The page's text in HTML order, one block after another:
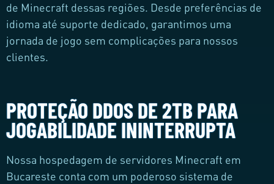
de Minecraft dessas regiões. Desde preferências de
idioma até suporte dedicado, garantimos uma
jornada de jogo sem complicações para nossos
clientes.
PROTEÇÃO DDOS DE 2TB PARA
JOGABILIDADE ININTERRUPTA
Nossa hospedagem de servidores Minecraft em
Bucareste conta com um poderoso sistema de